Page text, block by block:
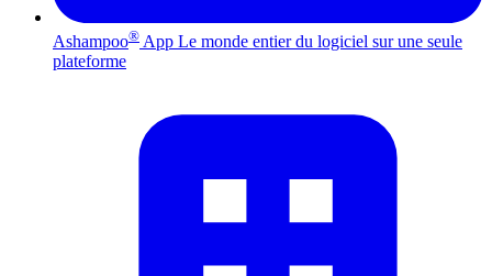
Ashampoo® App Le monde entier du logiciel sur une seule
plateforme